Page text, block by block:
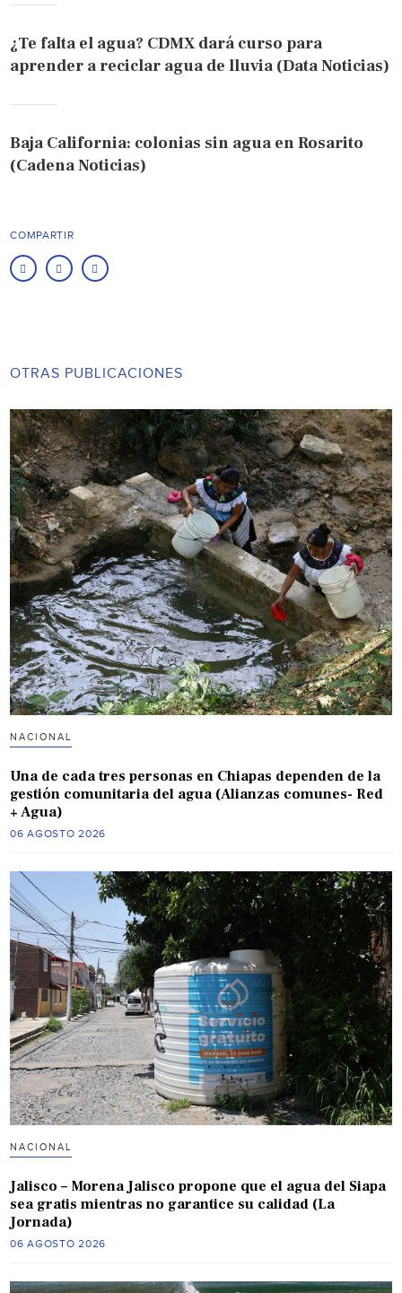
¿Te falta el agua? CDMX dará curso para
aprender a reciclar agua de lluvia (Data Noticias)
Baja California: colonias sin agua en Rosarito
(Cadena Noticias)
COMPARTIR
OTRAS PUBLICACIONES
NACIONAL
Una de cada tres personas en Chiapas dependen de la
gestión comunitaria del agua (Alianzas comunes- Red
+ Agua)
06 AGOSTO 2026
NACIONAL
Jalisco – Morena Jalisco propone que el agua del Siapa
sea gratis mientras no garantice su calidad (La
Jornada)
06 AGOSTO 2026